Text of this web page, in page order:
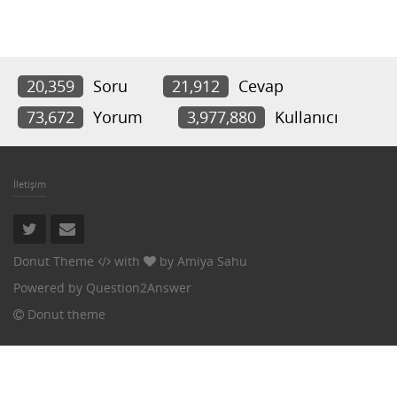
20,359 Soru 21,912
Cevap
73,672
Yorum 3,977,880 Kullanıcı
İletişim
Donut Theme with by Amiya Sahu
Powered by Question2Answer
Donut theme